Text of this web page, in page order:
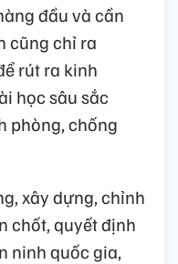
đầu và cần
cũng chỉ ra
rút ra kinh
học sâu sắc
phòng, chống
xây dựng, chỉnh
chốt, quyết định
ninh quốc gia,